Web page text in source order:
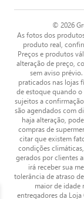
© 2026
As fotos dos
produto real,
Preços e produtos
alteração de preço,
sem aviso
praticados nas lojas
de estoque quando o
sujeitos a
são agendados com
haja alteração,
compras de
citar que existem
condições
gerados por clientes
irá receber sua
tolerância de atraso
maior de idade
entregadores da